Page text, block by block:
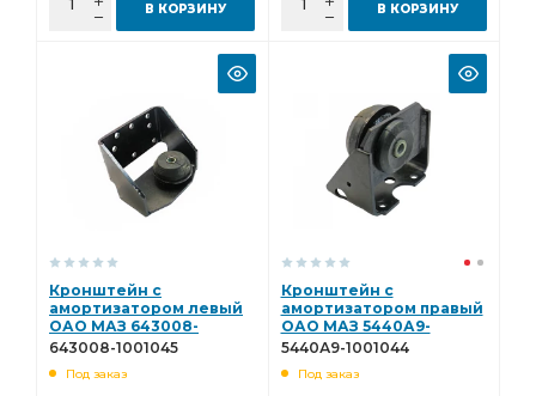
В КОРЗИНУ В КОРЗИНУ
Кронштейн с
амортизатором левый
ОАО МАЗ 643008-
1001045
643008-1001045
Под заказ
Кронштейн с
амортизатором правый
ОАО МАЗ 5440А9-
1001044
5440А9-1001044
Под заказ